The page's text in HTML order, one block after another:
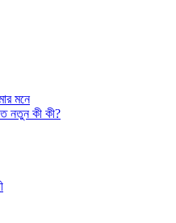
মনে
নতুন কী কী?